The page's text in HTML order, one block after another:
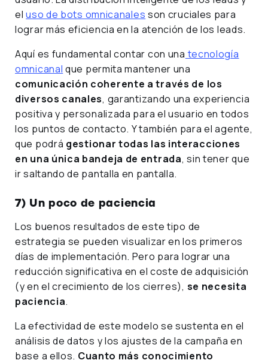
eluso de bots omnicanales son cruciales para
lograr más eficiencia en la atención de los leads.
Aquí es fundamental contar con una tecnología
omnicanal que permita mantener una
comunicación coherente a través de los
diversos canales, garantizando una experiencia
positiva y personalizada para el usuario en todos
los puntos de contacto. Y también para el agente,
que podrá gestionar todas las interacciones
en una única bandeja de entrada, sin tener que
ir saltando de pantalla en pantalla.
7) Un poco de paciencia
Los buenos resultados de este tipo de
estrategia se pueden visualizar en los primeros
días de implementación. Pero para lograr una
reducción significativa en el coste de adquisición
(y en el crecimiento de los cierres), se necesita
paciencia.
La efectividad de este modelo se sustenta en el
análisis de datos y los ajustes de la campaña en
base a ellos. Cuanto más conocimiento